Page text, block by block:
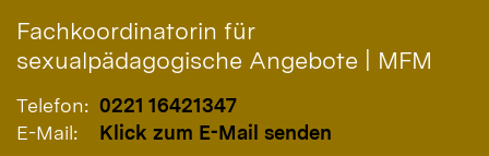
Fachkoordinatorin für
sexualpädagogische Angebote | MFM
Telefon: 0221 16421347
E-Mail:
Klick zum E-Mail senden